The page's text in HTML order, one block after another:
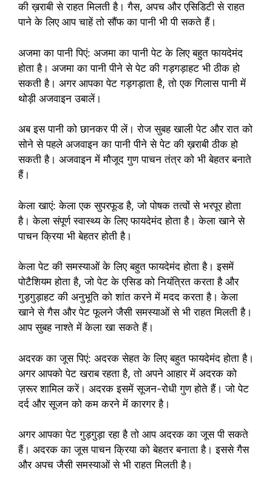
की ख़राबी से राहत मिलती है। गैस, अपच और एसिडिटी से राहत
पाने के लिए आप चाहें तो सौंफ का पानी भी पी सकते हैं।
अजमा का पानी पिएं: अजमा का पानी पेट के लिए बहुत फायदेमंद
होता है। अजमा का पानी पीने से पेट की गड़गड़ाहट भी ठीक हो
सकती है। अगर आपका पेट गड़गड़ाता है, तो एक गिलास पानी में
थोड़ी अजवाइन उबालें।
अब इस पानी को छानकर पी लें। रोज सुबह खाली पेट और रात को
सोने से पहले अजवाइन का पानी पीने से पेट की ख़राबी ठीक हो
सकती है। अजवाइन में मौजूद गुण पाचन तंत्र को भी बेहतर बनाते
हैं।
केला खाएं: केला एक सुपरफूड है, जो पोषक तत्वों से भरपूर होता
है। केला संपूर्ण स्वास्थ्य के लिए फायदेमंद होता है। केला खाने से
पाचन क्रिया भी बेहतर होती है।
केला पेट की समस्याओं के लिए बहुत फायदेमंद होता है। इसमें
पोटैशियम होता है, जो पेट के एसिड को नियंत्रित करता है और
गुड़गुड़ाहट की अनुभूति को शांत करने में मदद करता है। केला
खाने से गैस और पेट फूलने जैसी समस्याओं से भी राहत मिलती है।
आप सुबह नाश्ते में केला खा सकते हैं।
अदरक का जूस पिएं: अदरक सेहत के लिए बहुत फायदेमंद होता है।
अगर आपको पेट खराब रहता है, तो अपने आहार में अदरक को
ज़रूर शामिल करें। अदरक इसमें सूजन-रोधी गुण होते हैं। जो पेट
दर्द और सूजन को कम करने में कारगर है।
अगर आपका पेट गुड़गुड़ा रहा है तो आप अदरक का जूस पी सकते
हैं। अदरक का जूस पाचन क्रिया को बेहतर बनाता है। इससे गैस
और अपच जैसी समस्याओं से भी राहत मिलती है।